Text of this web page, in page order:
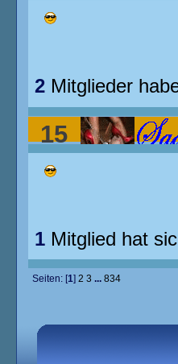
haltet ihr von
2 Mitglieder
15
haltet ihr von
1 Mitglied hat
Seiten: [1]2 3 ...834